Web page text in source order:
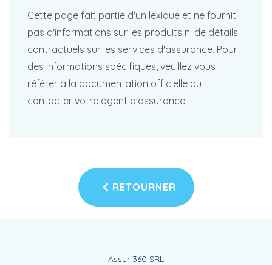
Cette page fait partie d'un lexique et ne fournit
pas d'informations sur les produits ni de détails
contractuels sur les services d'assurance. Pour
des informations spécifiques, veuillez vous
référer à la documentation officielle ou
contacter votre agent d'assurance.
RETOURNER
Assur 360 SRL